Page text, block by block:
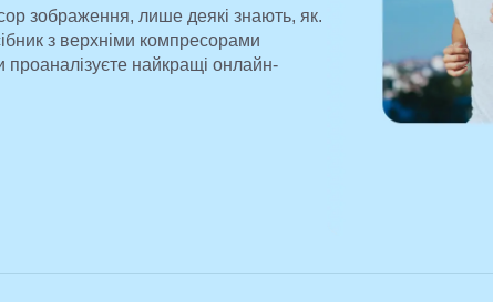
зображення, лише деякі знають, як.
з верхніми компресорами
проаналізуєте найкращі онлайн-